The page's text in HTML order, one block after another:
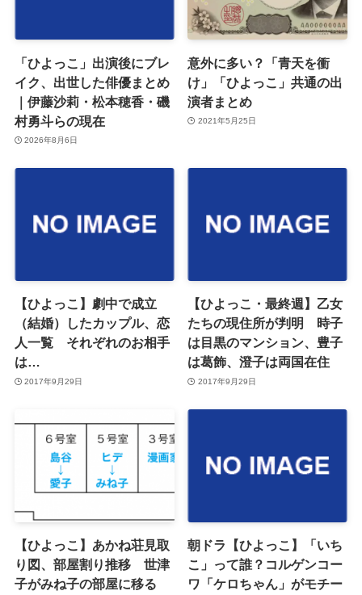
「ひよっこ」出演後にブレ
イク、出世した俳優まとめ
｜伊藤沙莉・松本穂香・磯
村勇斗らの現在
2026年8月6日
意外に多い？「青天を衝
け」「ひよっこ」共通の出
演者まとめ
2021年5月25日
【ひよっこ】劇中で成立
（結婚）したカップル、恋
人一覧 それぞれのお相手
は…
2017年9月29日
【ひよっこ・最終週】乙女
たちの現住所が判明 時子
は目黒のマンション、豊子
は葛飾、澄子は両国在住
2017年9月29日
【ひよっこ】あかね荘見取
り図、部屋割り推移 世津
子がみね子の部屋に移る
朝ドラ【ひよっこ】「いち
こ」って誰？コルゲンコー
ワ「ケロちゃん」がモチー